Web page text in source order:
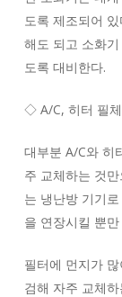
도록 제조되어
해도 되고 소화
도록 대비한다.
◇ A/C, 히터 필
대부분 A/C와 히
주 교체하는 것
는 냉난방 기기
을 연장시킬 뿐
필터에 먼지가
검해 자주 교체